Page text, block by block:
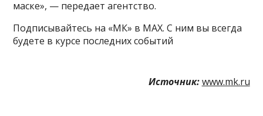
маске», — передает агентство.
Подписывайтесь на «МК» в MAX. С ним вы всегда
будете в курсе последних событий
Источник: www.mk.ru